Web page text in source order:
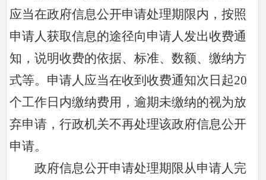
应当在政府信息公开申请处理期限内，按照
申请人获取信息的途径向申请人发出收费通
知，说明收费的依据、标准、数额、缴纳方
式等。申请人应当在收到收费通知次日起20
个工作日内缴纳费用，逾期未缴纳的视为放
弃申请，行政机关不再处理该政府信息公开
申请。
政府信息公开申请处理期限从申请人完